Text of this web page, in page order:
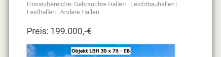
Einsatzbereiche: Gebrauchte Hallen| Leichtbauhallen|
Festhallen| Andere Hallen
Preis: 199.000,-€